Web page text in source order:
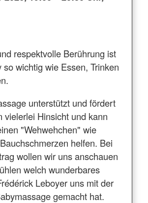
respektvolle Berührung ist
so wichtig wie Essen, Trinken
unterstützt und fördert
vielerlei Hinsicht und kann
"Wehwehchen" wie
helfen. Bei
wollen wir uns anschauen
welch wunderbares
Leboyer uns mit der
gemacht hat.